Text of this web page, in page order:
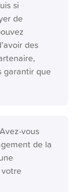
si
de
des
garantir que
Avez-vous
de la